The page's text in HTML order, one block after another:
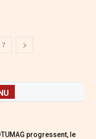
7
progressent, le